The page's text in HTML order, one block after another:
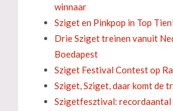
winnaar
Sziget en Pinkpop in Top
Drie Sziget treinen vanuit
Boedapest
Sziget Festival Contest op
Sziget, Sziget, daar komt de
Szigetfesztival: recordaantal